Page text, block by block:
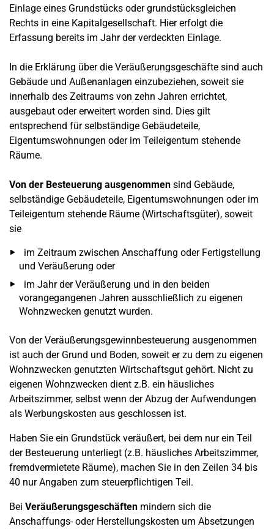
Einlage eines Grundstücks oder grundstücksgleichen
Rechts in eine Kapitalgesellschaft. Hier erfolgt die
Erfassung bereits im Jahr der verdeckten Einlage.
In die Erklärung über die Veräußerungsgeschäfte sind auch
Gebäude und Außenanlagen einzubeziehen, soweit sie
innerhalb des Zeitraums von zehn Jahren errichtet,
ausgebaut oder erweitert worden sind. Dies gilt
entsprechend für selbständige Gebäudeteile,
Eigentumswohnungen oder im Teileigentum stehende
Räume.
Von der Besteuerung ausgenommen sind Gebäude,
selbständige Gebäudeteile, Eigentumswohnungen oder im
Teileigentum stehende Räume (Wirtschaftsgüter), soweit
sie
im Zeitraum zwischen Anschaffung oder Fertigstellung
und Veräußerung oder
im Jahr der Veräußerung und in den beiden
vorangegangenen Jahren ausschließlich zu eigenen
Wohnzwecken genutzt wurden.
Von der Veräußerungsgewinnbesteuerung ausgenommen
ist auch der Grund und Boden, soweit er zu dem zu eigenen
Wohnzwecken genutzten Wirtschaftsgut gehört. Nicht zu
eigenen Wohnzwecken dient z.B. ein häusliches
Arbeitszimmer, selbst wenn der Abzug der Aufwendungen
als Werbungskosten aus geschlossen ist.
Haben Sie ein Grundstück veräußert, bei dem nur ein Teil
der Besteuerung unterliegt (z.B. häusliches Arbeitszimmer,
fremdvermietete Räume), machen Sie in den Zeilen 34 bis
40 nur Angaben zum steuerpflichtigen Teil.
Bei Veräußerungsgeschäften mindern sich die
Anschaffungs- oder Herstellungskosten um Absetzungen